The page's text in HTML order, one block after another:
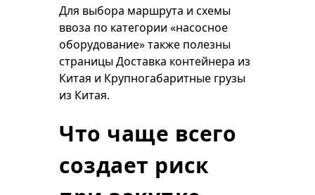
Для выбора маршрута и схемы
ввоза по категории «насосное
оборудование» также полезны
страницыДоставка контейнера из
Китая и Крупногабаритные грузы
из Китая.
Что чаще всего
создает риск